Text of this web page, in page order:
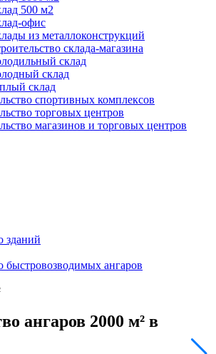
500 м2
офис
из металлоконструкций
склада-магазина
склад
склад
склад
спортивных комплексов
торговых центров
магазинов и торговых центров
зданий
быстровозводимых ангаров
ангаров 2000 м² в